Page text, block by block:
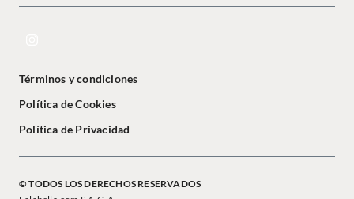
Términos y condiciones
Política de Cookies
Política de Privacidad
© TODOS LOS DERECHOS RESERVADOS